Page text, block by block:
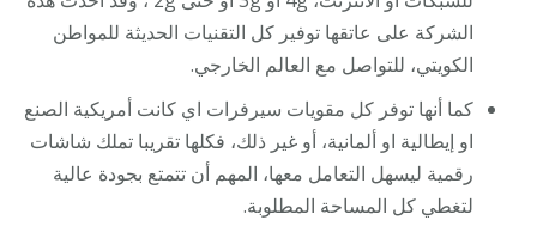
الشركة على عاتقها توفير كل التقنيات الحديثة للمواطن
الكويتي، للتواصل مع العالم الخارجي.
كما أنها توفر كل مقويات سيرفرات اي كانت أمريكية الصنع
او إيطالية او ألمانية، أو غير ذلك، فكلها تقريبا تملك شاشات
رقمية ليسهل التعامل معها، المهم أن تتمتع بجودة عالية
لتغطي كل المساحة المطلوبة.